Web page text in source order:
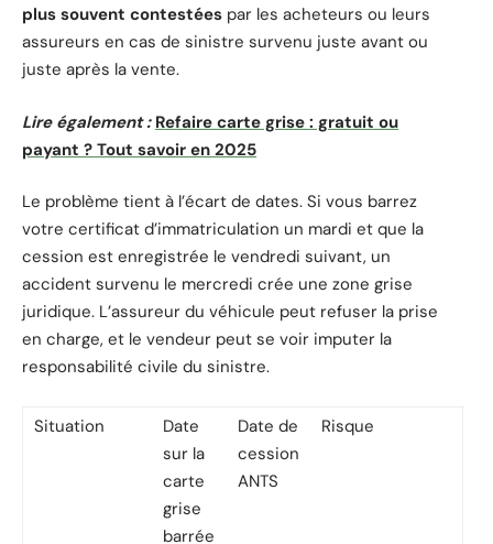
plus souvent contestées par les acheteurs ou leurs
assureurs en cas de sinistre survenu juste avant ou
juste après la vente.
Lire également : Refaire carte grise : gratuit ou
payant ? Tout savoir en 2025
Le problème tient à l’écart de dates. Si vous barrez
votre certificat d’immatriculation un mardi et que la
cession est enregistrée le vendredi suivant, un
accident survenu le mercredi crée une zone grise
juridique. L’assureur du véhicule peut refuser la prise
en charge, et le vendeur peut se voir imputer la
responsabilité civile du sinistre.
Situation
Date
sur la
carte
grise
barrée
Date de
cession
ANTS
Risque